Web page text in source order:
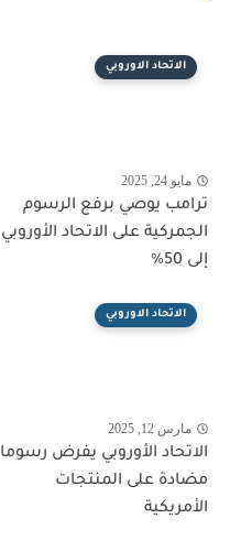
الاتحاد الاوروبي
مايو 24, 2025
ترامب يوصي برفع الرسوم
الجمركية على الاتحاد الأوروبي
إلى 50%
الاتحاد الاوروبي
مارس 12, 2025
الاتحاد الأوروبي يفرض رسوما
مضادة على المنتجات
الأمريكية